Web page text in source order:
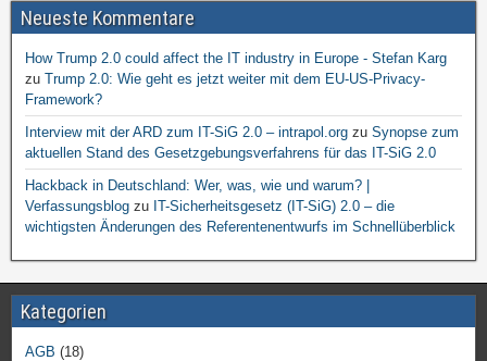
Neueste Kommentare
How Trump 2.0 could affect the IT industry in Europe - Stefan Karg
zu Trump 2.0: Wie geht es jetzt weiter mit dem EU-US-Privacy-
Framework?
Interview mit der ARD zum IT-SiG 2.0 – intrapol.org zu Synopse zum
aktuellen Stand des Gesetzgebungsverfahrens für das IT-SiG 2.0
Hackback in Deutschland: Wer, was, wie und warum? |
Verfassungsblog zu IT-Sicherheitsgesetz (IT-SiG) 2.0 – die
wichtigsten Änderungen des Referentenentwurfs im Schnellüberblick
Kategorien
AGB (18)